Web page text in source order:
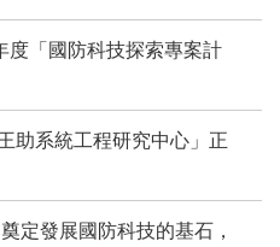
「國防科技探索專案計
助系統工程研究中心」正
定發展國防科技的基石，